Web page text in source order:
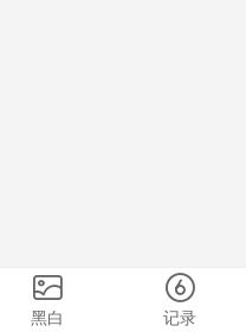
黑白 记录